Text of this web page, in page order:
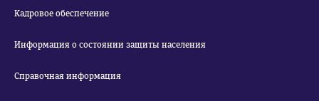
Кадровое обеспечение
Информация о состоянии защиты населения
Справочная информация